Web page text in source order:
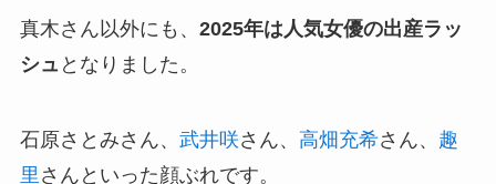
真木さん以外にも、 2025年は人気女優の出産ラッ
シュ となりました。
石原さとみさん、 武井咲さん、 高畑充希さん、 趣
里 さんといった顔ぶれです。